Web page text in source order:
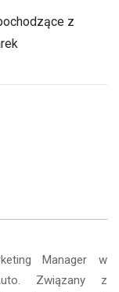
z
Manager w
Związany z